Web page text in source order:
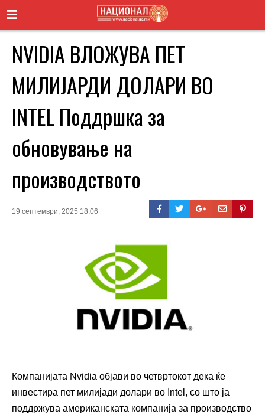
NVIDIA ВЛОЖУВА ПЕТ
МИЛИЈАРДИ ДОЛАРИ ВО
INTEL Поддршка за
обновување на
производството
19 септември, 2025 18:06
Компанијата Nvidia објави во четвртокот дека ќе
инвестира пет милијади долари во Intel, со што ја
поддржува американската компанија за производство